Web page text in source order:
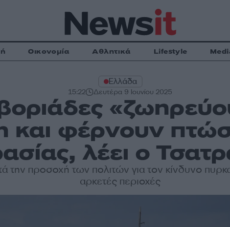
Οικονομία Αθλητικά Lifestyle
Ελλάδα
15:22 Δευτέρα 9 Ιουνίου 2025
και φέρνουν
λέει ο
την προσοχή των πολιτών για τον κίνδυνο
αρκετές περιοχές